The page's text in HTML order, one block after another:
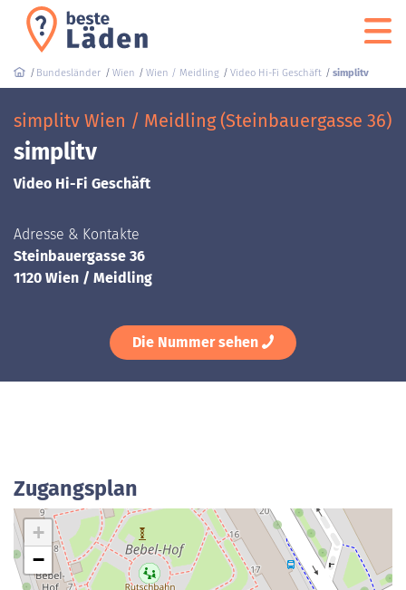
Bundesländer Wien Wien / Meidling Video Hi-Fi Geschäft simplitv
simplitv Wien / Meidling (Steinbauergasse 36)
simplitv
Video Hi-Fi Geschäft
Adresse & Kontakte
Steinbauergasse 36
1120 Wien / Meidling
Die Nummer sehen
Zugangsplan
+
−